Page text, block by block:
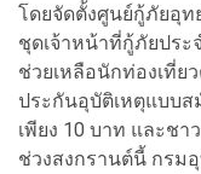
โดยจัดตั้งศูนย์กู้ภัยอุท
ชุดเจ้าหน้าที่กู้ภัยประ
ช่วยเหลือนักท่องเที่ย
ประกันอุบัติเหตุแบบส
เพียง 10 บาท และช
ช่วงสงกรานต์นี้ กรม